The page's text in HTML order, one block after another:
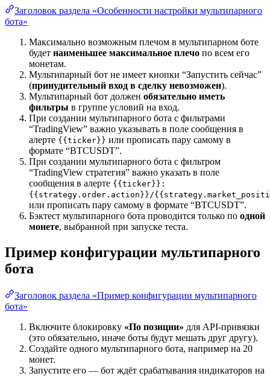
Заголовок раздела «Особенности настройки мультипарного
бота»
Максимально возможным плечом в мультипарном боте
будет наименьшее максимальное плечо по всем его
монетам.
Мультипарный бот не имеет кнопки “Запустить сейчас”
(принудительный вход в сделку невозможен).
Мультипарный бот должен обязательно иметь
фильтры в группе условий на вход.
При создании мультипарного бота с фильтрами
“TradingView” важно указывать в поле сообщения в
алерте {{ticker}} или прописать пару самому в
формате “BTCUSDT”.
При создании мультипарного бота с фильтром
“TradingView стратегия” важно указать в поле
сообщения в алерте {{ticker}}:
{{strategy.order.action}}/
или прописать пару самому в формате “BTCUSDT”.
Бэктест мультипарного бота проводится только по одной
монете, выбранной при запуске теста.
Пример конфигурации мультипарного
бота
Заголовок раздела «Пример конфигурации мультипарного
бота»
Включите блокировку «По позиции» для API-привязки
(это обязательно, иначе боты будут мешать друг другу).
Создайте одного мультипарного бота, например на 20
монет.
Запустите его — бот ждёт срабатывания индикаторов на